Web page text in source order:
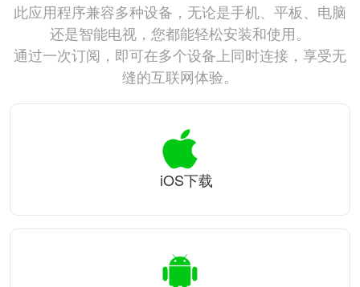
此应用程序兼容多种设备，无论是手机、平板、电脑
还是智能电视，您都能轻松安装和使用。
通过一次订阅，即可在多个设备上同时连接，享受无
缝的互联网体验。
iOS下载